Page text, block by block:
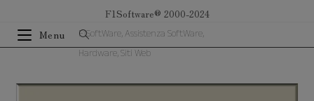
contenuto
F1Software® 2000-2024
Menu
F1SoftWare, Assistenza SoftWare,
Hardware, Siti Web